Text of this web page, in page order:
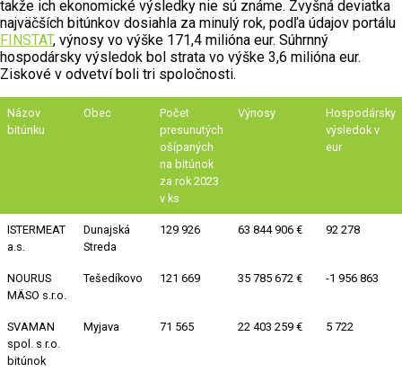
takže ich ekonomické výsledky nie sú známe. Zvyšná deviatka
najväčších bitúnkov dosiahla za minulý rok, podľa údajov portálu
FINSTAT, výnosy vo výške 171,4 milióna eur. Súhrnný
hospodársky výsledok bol strata vo výške 3,6 milióna eur.
Ziskové v odvetví boli tri spoločnosti.
Názov
bitúnku
Obec
Počet
presunutých
ošípaných
na bitúnok
za rok 2023
v ks
Výnosy
Hospodársky
výsledok v
eur
ISTERMEAT
a.s.
Dunajská
Streda
129 926 63 844 906 € 92 278
NOURUS
MÄSO s.r.o.
Tešedíkovo 121 669 35 785 672 € -1 956 863
SVAMAN
spol. s r.o.
bitúnok
Myjava 71 565 22 403 259 € 5 722